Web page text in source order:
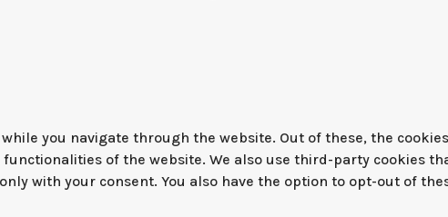
you navigate through the website. Out of these, the
of the website. We also use third-party cookies
with your consent. You also have the option to opt-out of